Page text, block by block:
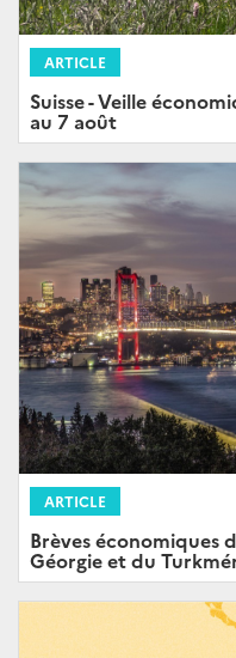
ARTICLE
Suisse - Veille
au 7 août
ARTICLE
Brèves économiques
Géorgie et du